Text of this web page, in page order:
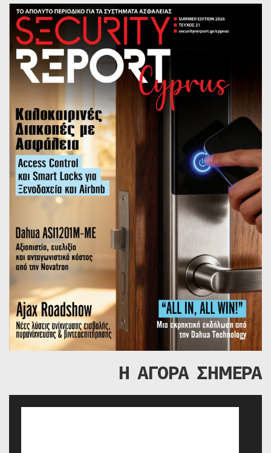
Η ΑΓΟΡΑ ΣΗΜΕΡΑ